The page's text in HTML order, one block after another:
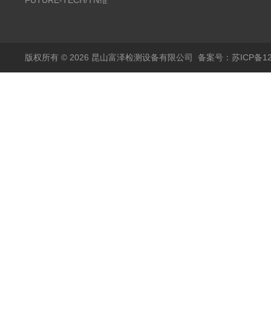
版权所有 © 2026 昆山富泽检测设备有限公司 备案号：苏ICP备